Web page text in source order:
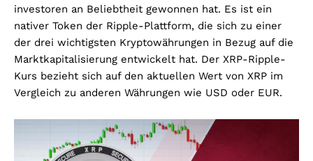
investoren an Beliebtheit gewonnen hat. Es ist ein
nativer Token der Ripple-Plattform, die sich zu einer
der drei wichtigsten Kryptowährungen in Bezug auf die
Marktkapitalisierung entwickelt hat. Der XRP-Ripple-
Kurs bezieht sich auf den aktuellen Wert von XRP im
Vergleich zu anderen Währungen wie USD oder EUR.